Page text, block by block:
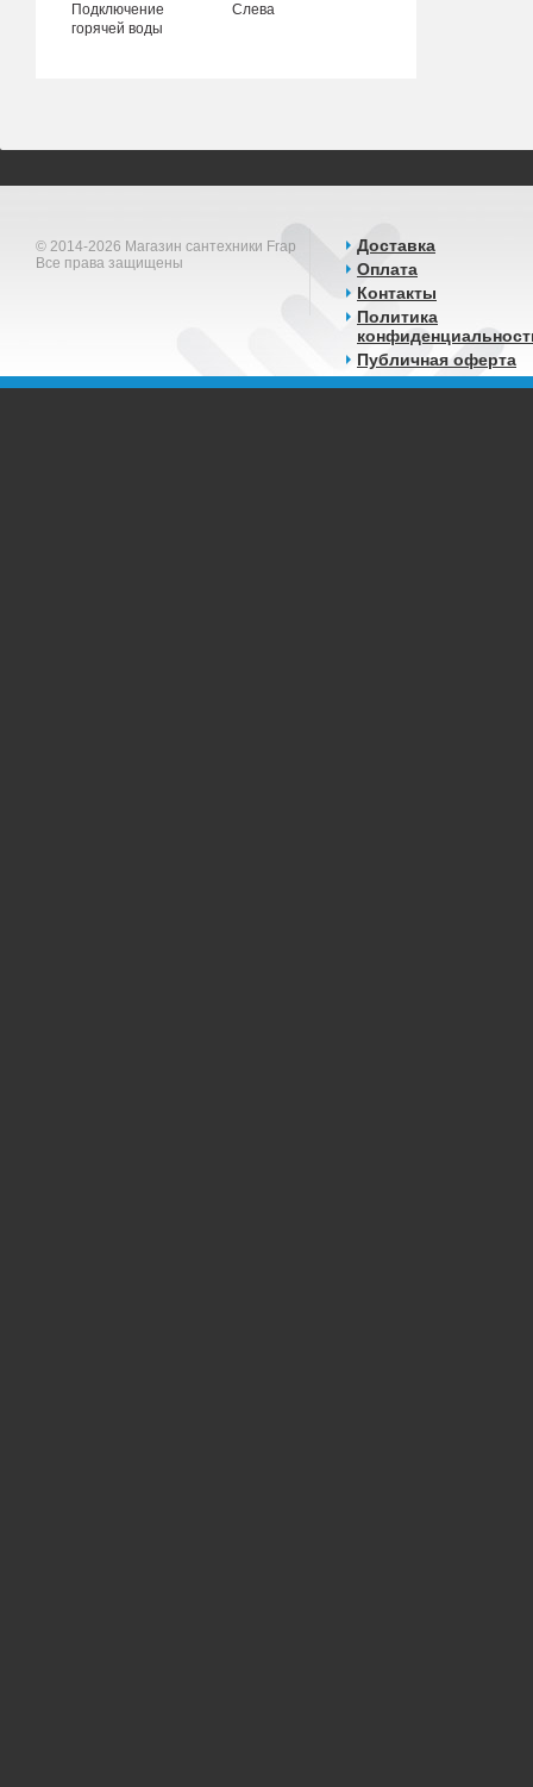
Подключение
горячей воды
Слева
© 2014-2026 Магазин сантехники Frap
Все права защищены
Доставка
Оплата
Контакты
Политика
Публичная оферта